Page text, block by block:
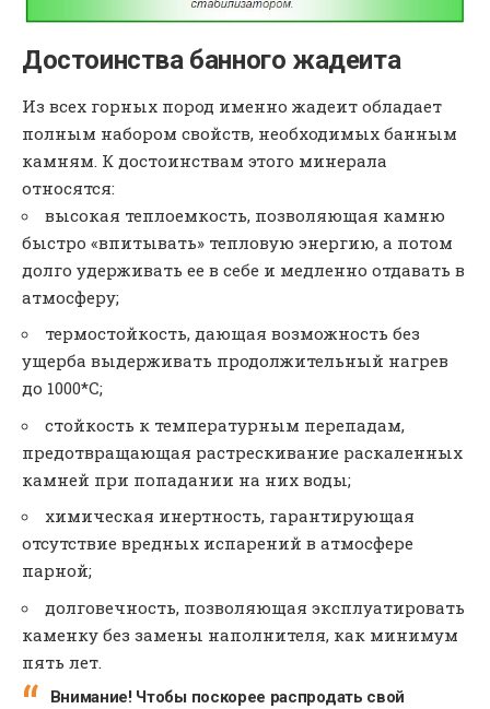
Достоинства банного жадеита
Из всех горных пород именно жадеит обладает
полным набором свойств, необходимых банным
камням. К достоинствам этого минерала
относятся:
высокая теплоемкость, позволяющая камню
быстро «впитывать» тепловую энергию, а потом
долго удерживать ее в себе и медленно отдавать в
атмосферу;
термостойкость, дающая возможность без
ущерба выдерживать продолжительный нагрев
до 1000*С;
стойкость к температурным перепадам,
предотвращающая растрескивание раскаленных
камней при попадании на них воды;
химическая инертность, гарантирующая
отсутствие вредных испарений в атмосфере
парной;
долговечность, позволяющая эксплуатировать
каменку без замены наполнителя, как минимум
пять лет.
Внимание! Чтобы поскорее распродать свой